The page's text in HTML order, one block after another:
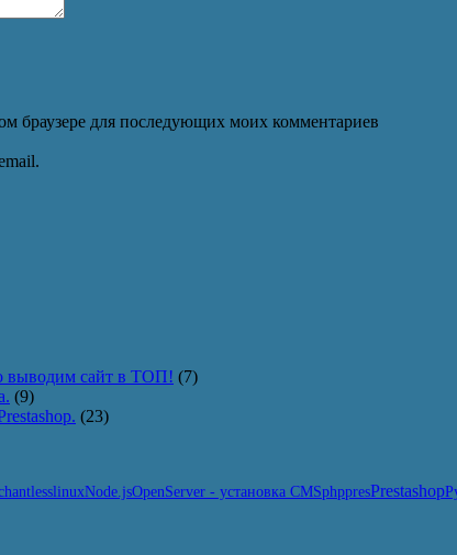
браузере для последующих моих комментариев
выводим сайт в ТОП! (7)
(9)
(23)
lesslinuxNode.jsOpenServer - установка CMSphppresPrestashop